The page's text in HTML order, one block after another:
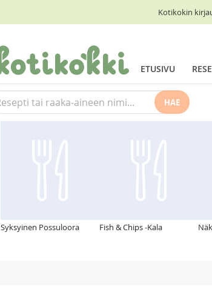
Kotikokin
ETUSIVU
HAE
Suosittelemme myös
Syksyinen Possuloora Fish & Chips -Kala